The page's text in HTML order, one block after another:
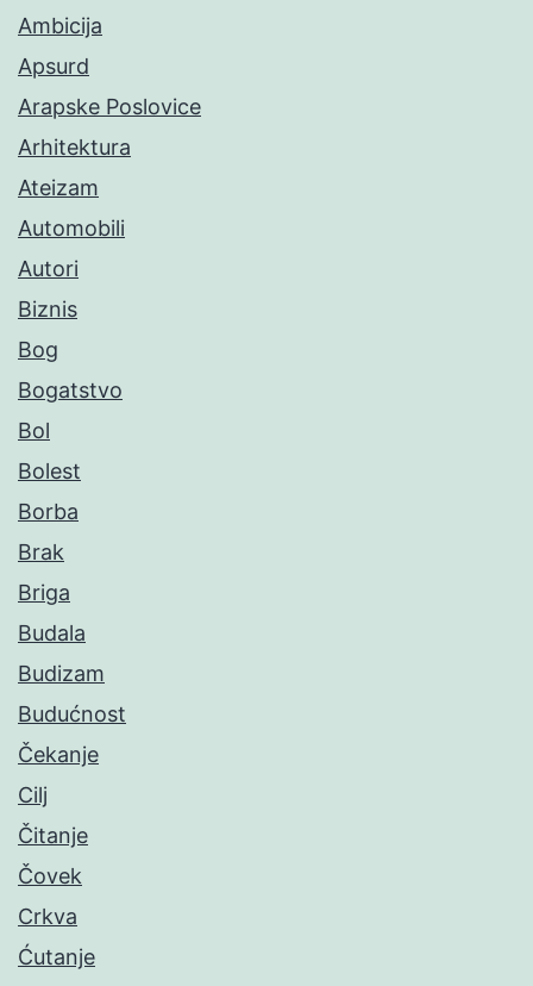
Ambicija
Apsurd
Arapske Poslovice
Arhitektura
Ateizam
Automobili
Autori
Biznis
Bog
Bogatstvo
Bol
Bolest
Borba
Brak
Briga
Budala
Budizam
Budućnost
Čekanje
Cilj
Čitanje
Čovek
Crkva
Ćutanje